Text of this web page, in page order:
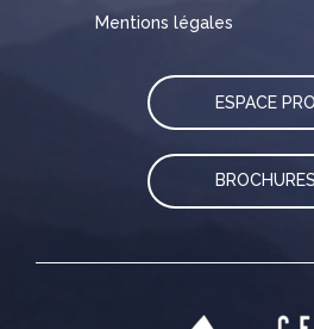
Mentions légales
ESPACE PRO
BROCHURES